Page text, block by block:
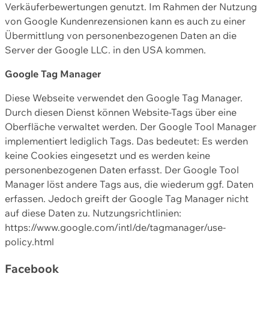
Verkäuferbewertungen genutzt. Im Rahmen der Nutzung
von Google Kundenrezensionen kann es auch zu einer
Übermittlung von personenbezogenen Daten an die
Server der Google LLC. in den USA kommen.
Google Tag Manager
Diese Webseite verwendet den Google Tag Manager.
Durch diesen Dienst können Website-Tags über eine
Oberfläche verwaltet werden. Der Google Tool Manager
implementiert lediglich Tags. Das bedeutet: Es werden
keine Cookies eingesetzt und es werden keine
personenbezogenen Daten erfasst. Der Google Tool
Manager löst andere Tags aus, die wiederum ggf. Daten
erfassen. Jedoch greift der Google Tag Manager nicht
auf diese Daten zu. Nutzungsrichtlinien:
https://www.google.com/intl/de/tagmanager/use-
policy.html
Facebook